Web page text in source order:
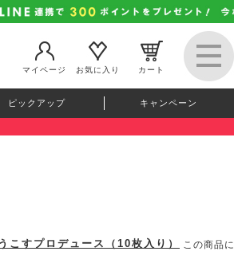
マイページ
お気に入り カート
ピックアップ キャンペーン
すプロデュース（10枚入り）
この商品に